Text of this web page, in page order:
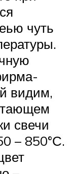
чуть
видим,
свечи
– 850°С.